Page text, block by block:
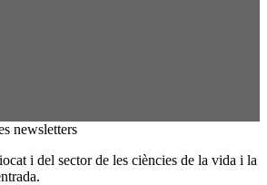
newsletters
i del sector de les ciències de la vida i la